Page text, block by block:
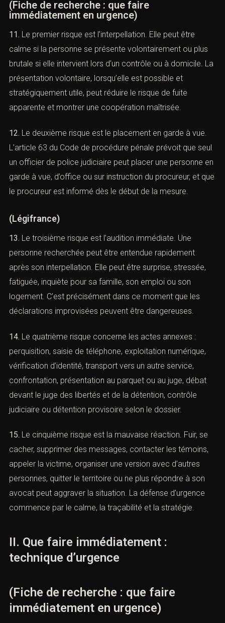
(Fiche de recherche : que faire
immédiatement en urgence)
11.Le premier risque est l’interpellation. Elle peut être
calme si la personne se présente volontairement ou plus
brutale si elle intervient lors d’un contrôle ou à domicile.
La présentation volontaire, lorsqu’elle est possible et
stratégiquement utile, peut réduire le risque de fuite
12.Le deuxième risque est le placement en garde à vue.
L’article 63 du Code de procédure pénale prévoit que
seul un officier de police judiciaire peut placer une
personne en garde à vue, d’office ou sur instruction du
de la mesure.
Légifrance
13.Le troisième risque est l’audition immédiate. Une
personne recherchée peut être entendue rapidement
après son interpellation. Elle peut être surprise, stressée,
fatiguée, inquiète pour sa famille, son emploi ou son
déclarations improvisées peuvent être dangereuses.
14.Le quatrième risque concerne les actes annexes :
perquisition, saisie de téléphone, exploitation numérique,
vérification d’identité, transport vers un autre service,
confrontation, présentation au parquet ou au juge, débat
judiciaire ou détention provisoire selon le dossier.
15.Le cinquième risque est la mauvaise réaction. Fuir, se
cacher, supprimer des messages, contacter les témoins,
appeler la victime, organiser une version avec d’autres
personnes, quitter le territoire ou ne plus répondre à son
commence par le calme, la traçabilité et la stratégie.
technique d’urgence
rendez-vous
recherchez un avocat spécialisé en droit pénal ? Laissez-
vos coordonnées et nous vous contacterons.
*
*